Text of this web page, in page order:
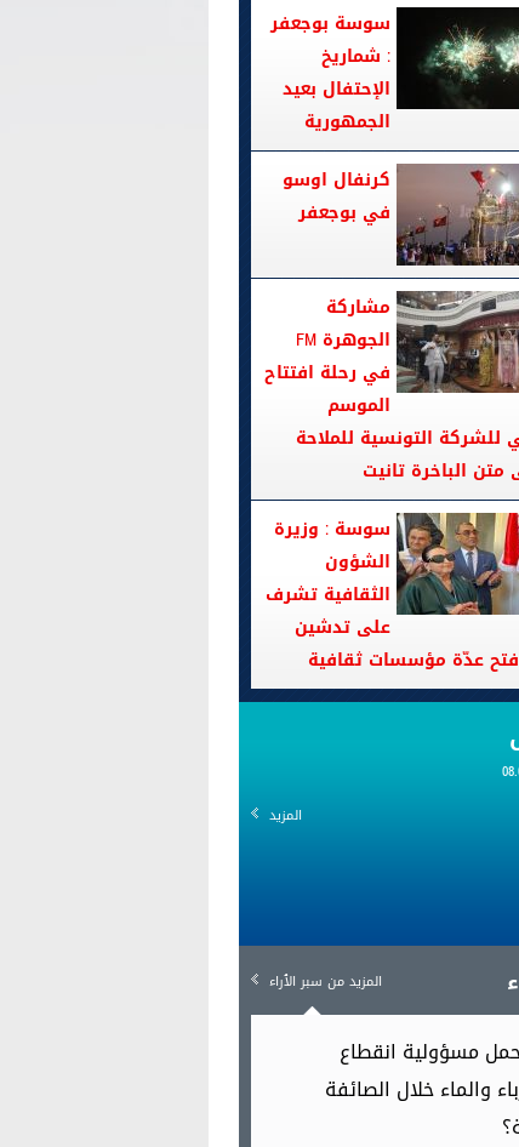
سوسة بوجعفر
: شماريخ
الإحتفال بعيد
الجمهورية
كرنفال اوسو
في بوجعفر
مشاركة
الجوهرة FM
في رحلة افتتاح
الموسم
للشركة التونسية للملاحة
سوسة : وزيرة
الشؤون
الثقافية تشرف
على تدشين
فتح عدّة مؤسسات ثقافية
المزيد
المزيد من سبر الٱراء
مسؤولية انقطاع
والماء خلال الصائفة